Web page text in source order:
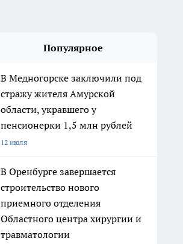
Популярное
В Медногорске заключили под
стражу жителя Амурской
области, укравшего у
пенсионерки 1,5 млн рублей
12 июля
В Оренбурге завершается
строительство нового
приемного отделения
Областного центра хирургии и
травматологии